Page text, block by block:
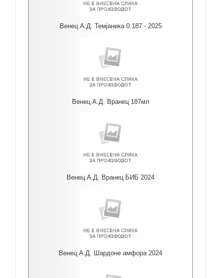
Венец А.Д. Темјаника 0.187 - 2025
Венец А.Д. Вранец 187мл
Венец А.Д. Вранец БИБ 2024
Венец А.Д. Шардоне амфора 2024